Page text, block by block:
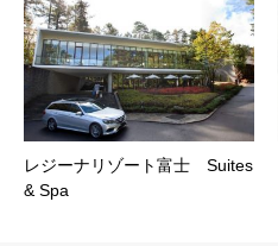
レジーナリゾート富士 Suites
& Spa